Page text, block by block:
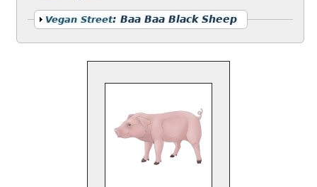
Anzeigen
Vegan Street:Baa Baa Black Sheep